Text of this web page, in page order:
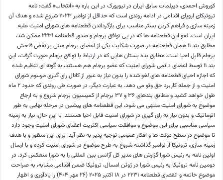
کوروش احمدی، دیپلمات سابق ایران در نیویورک در این باره به «انتخاب» گفت: نامه
تروئیکای اروپای اقدامی در ادامه روندی است که حداقل از نوامبر ۲۰۲۳ شروع شده و هدف آن
زمینه سازی و فراهم کردن بستر مناسب برای بازگرداندن قطعنامه های شورای امنیت علیه
ایران است. لغو این قطعنامه ها که در پی توافق برجام و صدور قطعنامه ۲۲۳۱ ممکن شد،
مطابق بند ۱۱ همان قطعنامه در صورت شکایت یکی از اعضای برجام مبنی بر نقض فاحش
برجام قابل احیا است. مطابق بده بستان هایی که در ارتباط با توافق برجام صورت گرفت، این
بند ۱۱ توسط اعضای دائمی شورای امنیت که عضو برجام هم هستند، به گونه ای تنظیم شده
که اجازه احیای قطعنامه های لغو شده را بدون نیاز به عبور از کانال رای گیری مرسوم شورای
امنیت و از جمله کاربرد حق وتو می دهد. به عبارت دیگر، در صورت طی روندی که حدود ۲ ماه
طول خواهد کشید و مطابق بندهای ۳۶ و ۳۷ برجام از کمیسیون برجام شروع و به ارجاع
موضوع به شورای امنیت منتهی می شود، این قطعنامه های پیشین در مرحله نهایی به طور
اتوماتیک و بدون نیاز به رای گیری در شورای امنیت قابل احیا هستند. با این حال، نیاز به زمینه
سیاسی مناسبی برای این موضوع و موافقت سیاسی اکثریت اعضای شورای امنیت وجود دارد
تا موضوع در سطح دولت ها و افکار عمومی توجیه پذیر به نظر آید. برای این منظور و با هدف
زمینه سازی، تروئیکا از نوامبر گذاشته شروع به طرح موضوع در شورای امنیت کرده و با ارسال
اولین نامه به رئیس شورا گزارش های مدیر کل آژانس بین المللی را به شورا منعکس کرد. در
دومین نامه تروئیکا به رئیس شورا در ژوئن امسال، تروئیکا ضمن اقدامی مشابه، به صراحت
موضوع خاتمه و انقضای قطعنامه ۲۲۳۱ در ۱۸ اکتبر ۲۰۲۵ (۲۶ مهر ۴۰۴) را یادآوری و اظهار